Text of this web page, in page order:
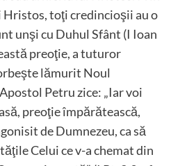
Hristos, toţi credincioşii au o
unşi cu Duhul Sfânt (I Ioan
preoţie, a tuturor
lămurit Noul
Petru zice: „Iar voi
preoţie împărătească,
de Dumnezeu, ca să
Celui ce v-a chemat din